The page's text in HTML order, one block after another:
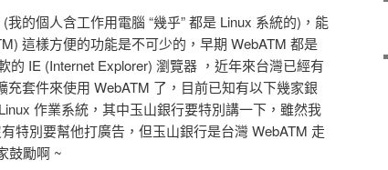
的個人含工作用電腦 “幾乎” 都是 Linux 系統的)，能
這樣方便的功能是不可少的，早期 WebATM 都是
的 IE (Internet Explorer) 瀏覽器 ，近年來台灣已經有
套件來使用 WebATM 了，目前已知有以下幾家銀
作業系統，其中玉山銀行要特別講一下，雖然我
特別要幫他打廣告，但玉山銀行是台灣 WebATM 走
鼓勵啊 ~